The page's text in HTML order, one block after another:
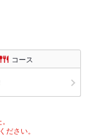
コース
さい。